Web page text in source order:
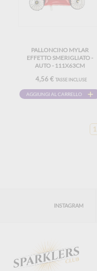
PALLONCINO MYLAR
EFFETTO SMERIGLIATO -
AUTO - 111X63CM
4,56 € TASSE INCLUSE
AGGIUNGI AL CARRELLO
1
INSTAGRAM